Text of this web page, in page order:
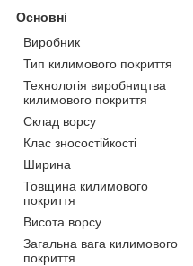
Основні
Виробник
Тип килимового покриття
Технологія виробництва
килимового покриття
Склад ворсу
Клас зносостійкості
Ширина
Товщина килимового
покриття
Висота ворсу
Загальна вага килимового
покриття